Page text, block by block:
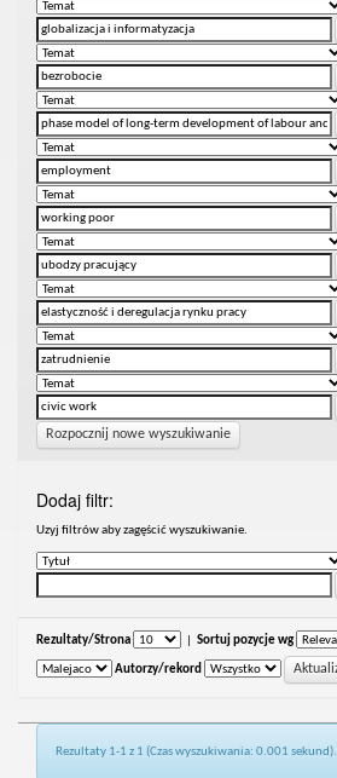
Rozpocznij nowe wyszukiwanie
Dodaj filtr:
Uzyj filtrów aby zagęścić wyszukiwanie.
Rezultaty/Strona Sortuj pozycje wg
Autorzy/rekord
Rezultaty 1-1 z 1 (Czas wyszukiwania: 0.001 sekund).